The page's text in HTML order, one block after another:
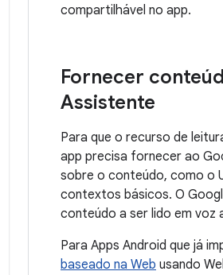
compartilhável no app.
Fornecer
Assistente
Para que o recurso de
app precisa fornecer ao
sobre o conteúdo, como o
contextos básicos. O
conteúdo a ser lido em voz
Para Apps Android que já
baseado na Web usando